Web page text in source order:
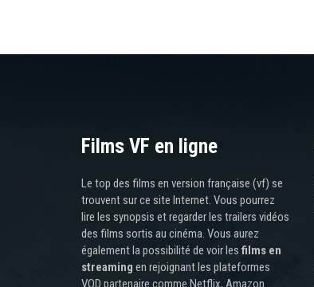
Films VF en ligne
Le top des films en version française (vf) se
trouvent sur ce site Internet. Vous pourrez
lire les synopsis et regarder les trailers vidéos
des films sortis au cinéma. Vous aurez
également la possibilité de voir les films en
streaming en rejoignant les plateformes
VOD partenaire comme Netflix, Amazon